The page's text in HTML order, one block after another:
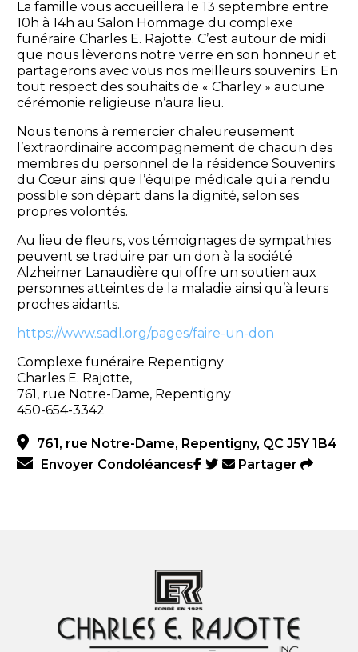
La famille vous accueillera le 13 septembre entre
10h à 14h au Salon Hommage du complexe
funéraire Charles E. Rajotte. C’est autour de midi
que nous lèverons notre verre en son honneur et
partagerons avec vous nos meilleurs souvenirs. En
tout respect des souhaits de « Charley » aucune
cérémonie religieuse n’aura lieu.
Nous tenons à remercier chaleureusement
l’extraordinaire accompagnement de chacun des
membres du personnel de la résidence Souvenirs
du Cœur ainsi que l’équipe médicale qui a rendu
possible son départ dans la dignité, selon ses
propres volontés.
Au lieu de fleurs, vos témoignages de sympathies
peuvent se traduire par un don à la société
Alzheimer Lanaudière qui offre un soutien aux
personnes atteintes de la maladie ainsi qu’à leurs
proches aidants.
https://www.sadl.org/pages/faire-un-don
Complexe funéraire Repentigny
Charles E. Rajotte,
761, rue Notre-Dame, Repentigny
450-654-3342
761, rue Notre-Dame, Repentigny, QC J5Y 1B4
Envoyer Condoléances
Partager